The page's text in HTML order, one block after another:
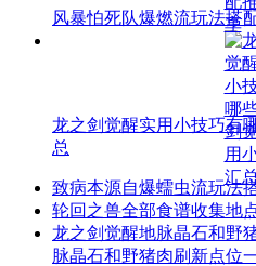
风暴怕死队爆燃流玩法搭
龙之剑觉醒实用小技巧有
总
致病本源自爆蠕虫流玩法
轮回之兽全部食谱收集地
龙之剑觉醒地脉晶石和野
脉晶石和野猪肉刷新点位